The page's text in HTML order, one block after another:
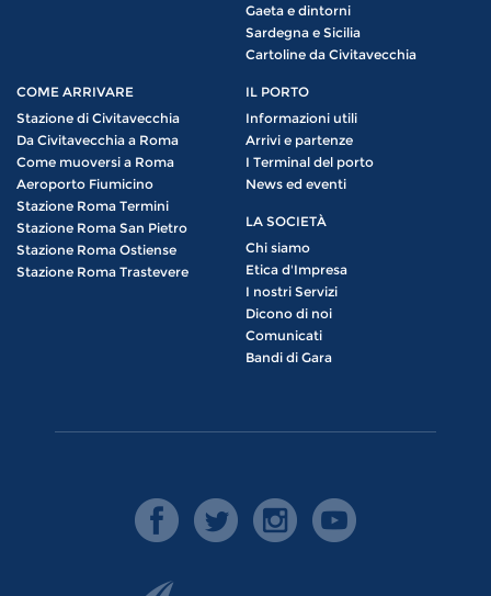
Gaeta e dintorni
Sardegna e Sicilia
Cartoline da Civitavecchia
COME ARRIVARE
Stazione di Civitavecchia
Da Civitavecchia a Roma
Come muoversi a Roma
Aeroporto Fiumicino
Stazione Roma Termini
Stazione Roma San Pietro
Stazione Roma Ostiense
Stazione Roma Trastevere
IL PORTO
Informazioni utili
Arrivi e partenze
I Terminal del porto
News ed eventi
LA SOCIETÀ
Chi siamo
Etica d'Impresa
I nostri Servizi
Dicono di noi
Comunicati
Bandi di Gara